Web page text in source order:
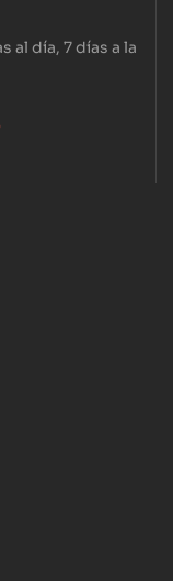
al día, 7 días a la